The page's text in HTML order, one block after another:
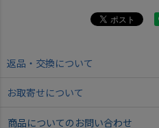
返品・交換について
お取寄せについて
商品についてのお問い合わせ